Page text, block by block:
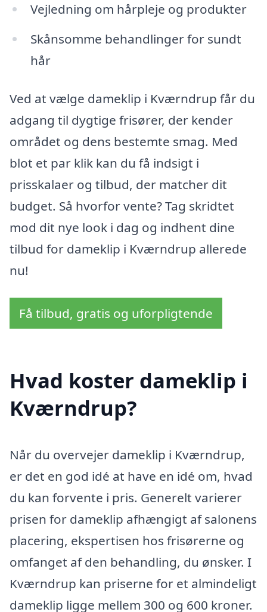
Vejledning om hårpleje og produkter
Skånsomme behandlinger for sundt
hår
Ved at vælge dameklip i Kværndrup får du
adgang til dygtige frisører, der kender
området og dens bestemte smag. Med
blot et par klik kan du få indsigt i
prisskalaer og tilbud, der matcher dit
budget. Så hvorfor vente? Tag skridtet
mod dit nye look i dag og indhent dine
tilbud for dameklip i Kværndrup allerede
nu!
Få tilbud, gratis og uforpligtende
Hvad koster dameklip i
Kværndrup?
Når du overvejer dameklip i Kværndrup,
er det en god idé at have en idé om, hvad
du kan forvente i pris. Generelt varierer
prisen for dameklip afhængigt af salonens
placering, ekspertisen hos frisørerne og
omfanget af den behandling, du ønsker. I
Kværndrup kan priserne for et almindeligt
dameklip ligge mellem 300 og 600 kroner.